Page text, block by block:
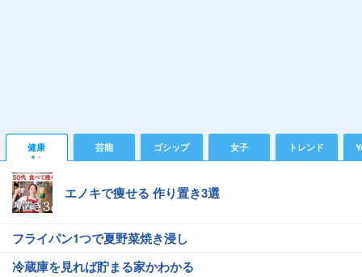
健康 芸能 ゴシップ 女子 トレンド
エノキで痩せる 作り置き3選
フライパン1つで夏野菜焼き浸し
冷蔵庫を見れば貯まる家かわかる